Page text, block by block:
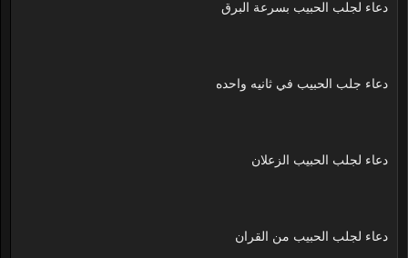
دعاء لجلب الحبيب بسرعة البرق
دعاء جلب الحبيب في ثانيه واحده
دعاء لجلب الحبيب الزعلان
دعاء لجلب الحبيب من القران